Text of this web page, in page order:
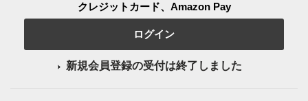
クレジットカード、Amazon Pay
ログイン
新規会員登録の受付は終了しました